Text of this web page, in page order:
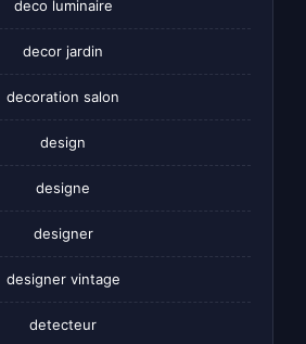
deco luminaire
decor jardin
decoration salon
design
designe
designer
designer vintage
detecteur